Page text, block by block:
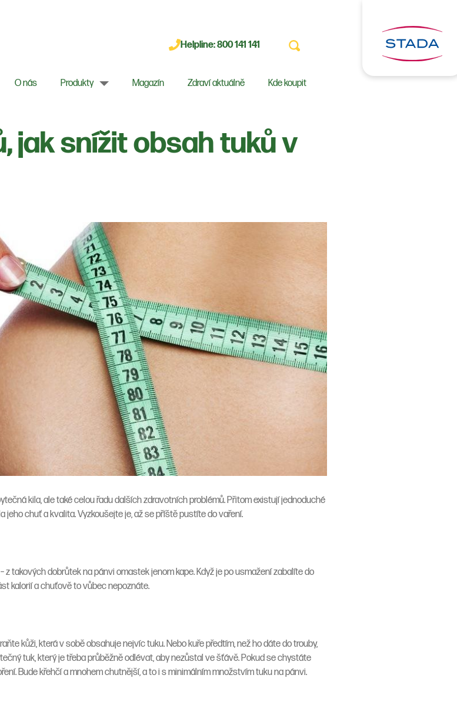
Helpline:800 141 141
O nás Produkty Magazín Zdraví aktuálně Kde koupit
jak snížit obsah tuků v
kila, ale také celou řadu dalších zdravotních problémů. Přitom existují jednoduché
jeho chuť a kvalita. Vyzkoušejte je, až se příště pustíte do vaření.
z takových dobrůtek na pánvi omastek jenom kape. Když je po usmažení zabalíte do
kalorií a chuťově to vůbec nepoznáte.
kůži, která v sobě obsahuje nejvíc tuku. Nebo kuře předtím, než ho dáte do trouby,
tuk, který je třeba průběžně odlévat, aby nezůstal ve šťávě. Pokud se chystáte
Bude křehčí a mnohem chutnější, a to i s minimálním množstvím tuku na pánvi.